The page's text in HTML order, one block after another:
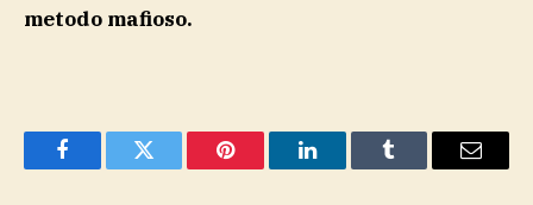
metodo mafioso.
FacebookTwitter Pinterest LinkedInTumblr Email